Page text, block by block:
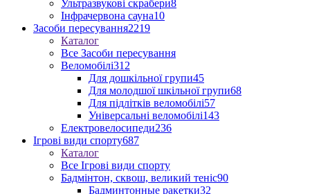
Ультразвукові скрабери8
Інфрачервона сауна10
Засоби пересування2219
Каталог
Все Засоби пересування
Веломобілі312
Для дошкільної групи45
Для молодшої шкільної групи68
Для підлітків веломобілі57
Універсальні веломобілі143
Електровелосипеди236
Ігрові види спорту687
Каталог
Все Ігрові види спорту
Бадмінтон, сквош, великий теніс90
Бадминтонные ракетки32